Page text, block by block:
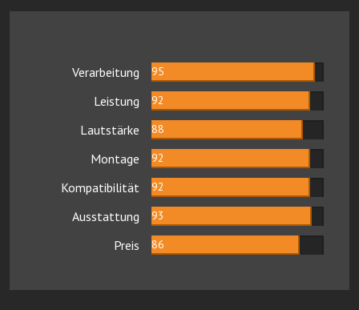
Verarbeitung 95
Leistung 92
Lautstärke 88
Montage 92
Kompatibilität 92
Ausstattung 93
Preis 86